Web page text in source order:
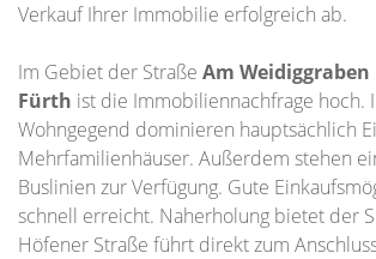
Verkauf Ihrer Immobilie erfolgreich ab.
Im Gebiet der Straße Am Weidiggraben
Fürth ist die Immobiliennachfrage hoch.
Wohngegend dominieren hauptsächlich
Mehrfamilienhäuser. Außerdem stehen
Buslinien zur Verfügung. Gute
schnell erreicht. Naherholung bietet der
Höfener Straße führt direkt zum